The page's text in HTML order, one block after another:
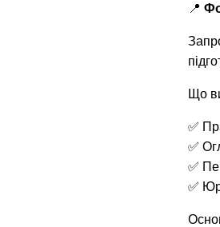
📍
Що
✅
✅
✅
✅